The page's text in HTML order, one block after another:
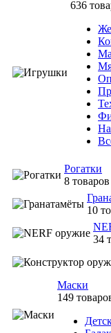
636
Рогатки
8 товаров
10
34
Маски
149